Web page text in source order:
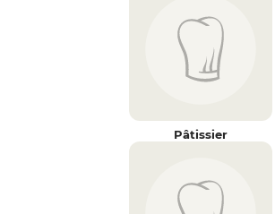
Pâtissier